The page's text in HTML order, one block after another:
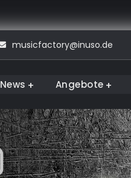
musicfactory@inuso.de
News Angebote